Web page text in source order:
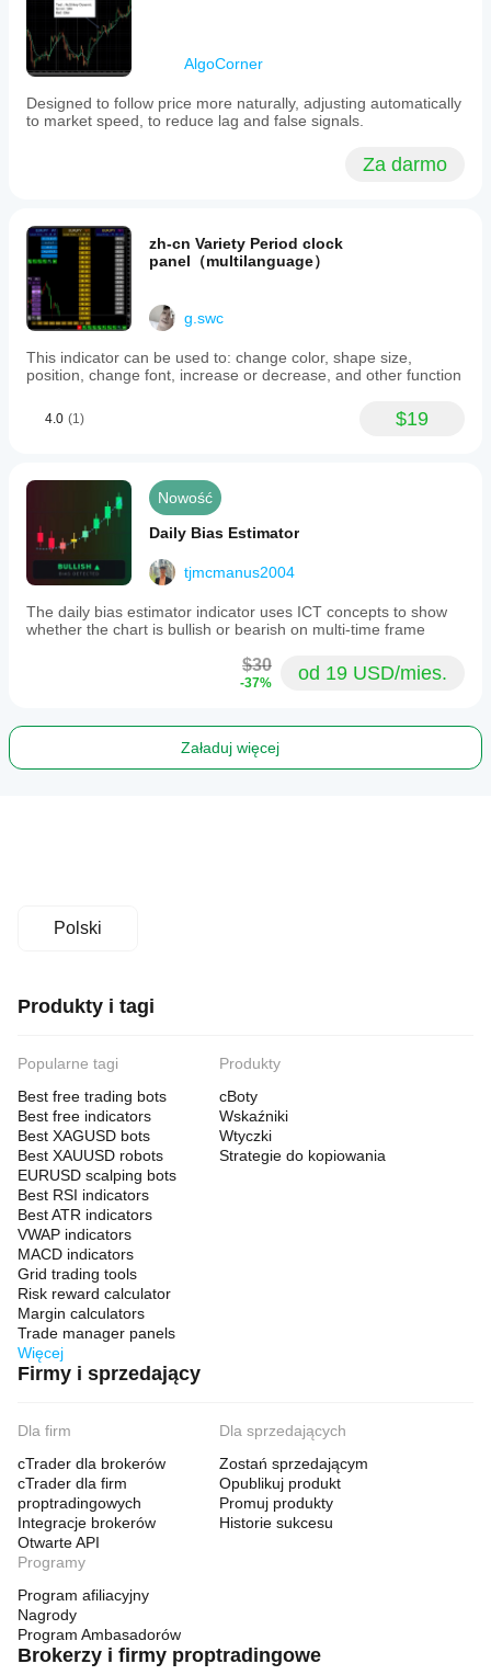
AlgoCorner
Designed to follow price more naturally, adjusting automatically
to market speed, to reduce lag and false signals.
Za darmo
zh-cn Variety Period clock
panel（multilanguage）
g.swc
This indicator can be used to: change color, shape size,
position, change font, increase or decrease, and other function
4.0 (1) $19
Nowość
Daily Bias Estimator
tjmcmanus2004
The daily bias estimator indicator uses ICT concepts to show
whether the chart is bullish or bearish on multi-time frame
$30
-37% od 19 USD/mies.
Załaduj więcej
Polski
Produkty i tagi
Popularne tagi
Best free trading bots
Best free indicators
Best XAGUSD bots
Best XAUUSD robots
EURUSD scalping bots
Best RSI indicators
Best ATR indicators
VWAP indicators
MACD indicators
Grid trading tools
Risk reward calculator
Margin calculators
Trade manager panels
Więcej
Produkty
cBoty
Wskaźniki
Wtyczki
Strategie do kopiowania
Firmy i sprzedający
Dla firm
cTrader dla brokerów
cTrader dla firm
proptradingowych
Integracje brokerów
Otwarte API
Dla sprzedających
Zostań sprzedającym
Opublikuj produkt
Promuj produkty
Historie sukcesu
Programy
Program afiliacyjny
Nagrody
Program Ambasadorów
Brokerzy i firmy proptradingowe